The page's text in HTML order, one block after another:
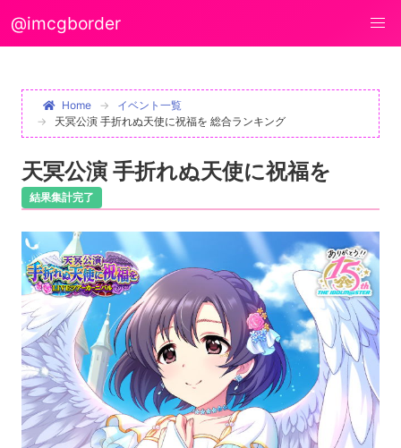
@imcgborder
Home
イベント一覧
天冥公演 手折れぬ天使に祝福を 総合ランキング
天冥公演 手折れぬ天使に祝福を
結果集計完了